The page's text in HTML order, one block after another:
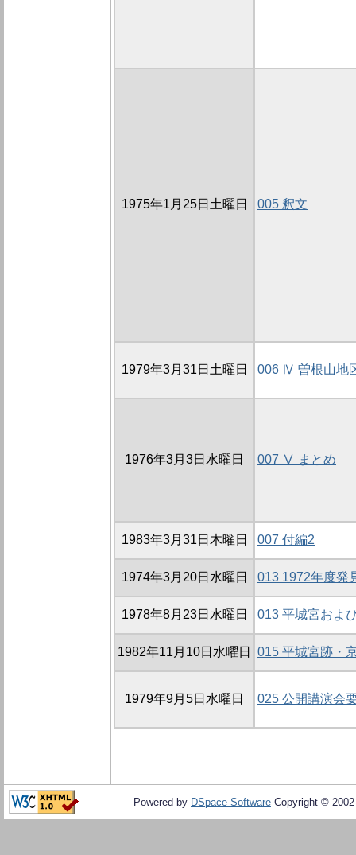
1975年1月25日土曜日 005 釈文
1979年3月31日土曜日 006 Ⅳ 曽根山地
1976年3月3日水曜日 007 Ⅴ まとめ
1983年3月31日木曜日 007 付編2
1974年3月20日水曜日 013 1972年度発
1978年8月23日水曜日 013 平城宮およ
1982年11月10日水曜日 015 平城宮跡・
1979年9月5日水曜日 025 公開講演会
Powered by DSpace Software Copyright ©